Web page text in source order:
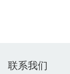
联系我们